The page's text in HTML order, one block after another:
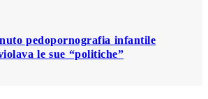
pedopornografia infantile
le sue “politiche”